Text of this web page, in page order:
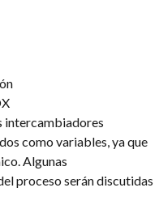
intercambiadores
como variables, ya que
Algunas
proceso serán discutidas